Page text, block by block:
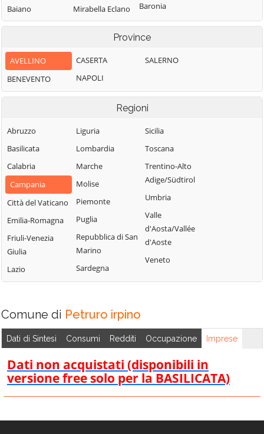
Baiano
Bisaccia
Cairano
Calabritto
Calitri
Caposele
Capriglia Irpina
Carife
Casalbore
Cassano Irpino
Castel Baronia
Castelfranci
Castelvetere sul
Calore
Chiusano di San
Contrada
Domicella
Mirabella Eclano
Montaguto
Montecalvo
Irpino
Montefalcione
Monteforte
Morra De Sanctis
Moschiano
Mugnano del
Nusco
Ospedaletto
d'Alpinolo
Pago del Vallo di
Lauro
Parolise
Baronia
Sant'Andrea di
Conza
all'Esca
Lombardi
Santa Lucia di
Serino
Santa Paolina
Santo Stefano
del Sole
Savignano Irpino
Scampitella
Senerchia
Serino
Solofra
Sorbo Serpico
Sturno
Summonte
Taurasi
Province
AVELLINO
BENEVENTO
CASERTA
NAPOLI
SALERNO
Regioni
Abruzzo
Basilicata
Calabria
Campania
Città del Vaticano
Emilia-Romagna
Friuli-Venezia
Giulia
Lazio
Liguria
Lombardia
Marche
Molise
Piemonte
Puglia
Repubblica di San
Marino
Sardegna
Sicilia
Toscana
Trentino-Alto
Adige/Südtirol
Umbria
Valle
d'Aosta/Vallée
d'Aoste
Veneto
Comune di Petruro irpino
Dati di Sintesi Consumi Redditi Occupazione Imprese
Dati non acquistati (disponibili in
versione free solo per la BASILICATA)